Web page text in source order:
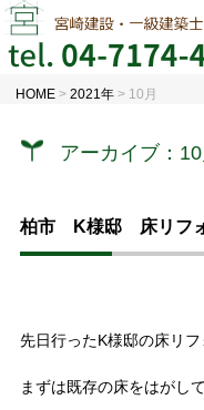
HOME >2021年 > 10月
アーカイブ：
柏市 K様邸 床リフ
先日行ったK様邸の床リフ
まずは既存の床をはがし